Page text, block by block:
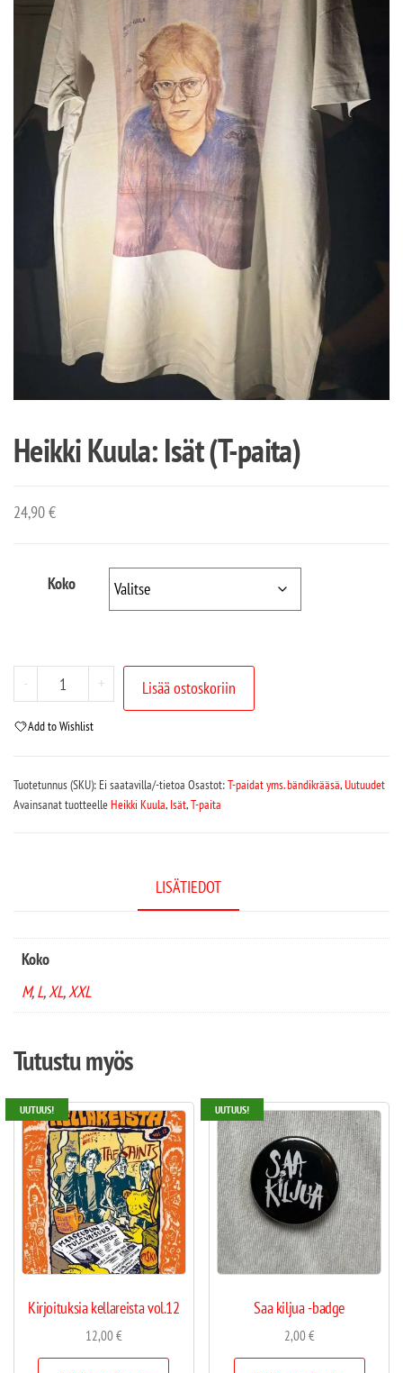
Heikki Kuula: Isät (T-paita)
24,90€
Koko
- + Lisää ostoskoriin
Add to Wishlist
Tuotetunnus (SKU): Ei saatavilla/-tietoa Osastot:T-paidat yms. bändikrääsä,Uutuudet
Avainsanat tuotteelleHeikki Kuula, Isät,T-paita
LISÄTIEDOT
Koko
M,L,XL,XXL
Tutustu myös
UUTUUS!
Kirjoituksia kellareista vol.12
12,00€
UUTUUS!
Saa kiljua -badge
2,00€